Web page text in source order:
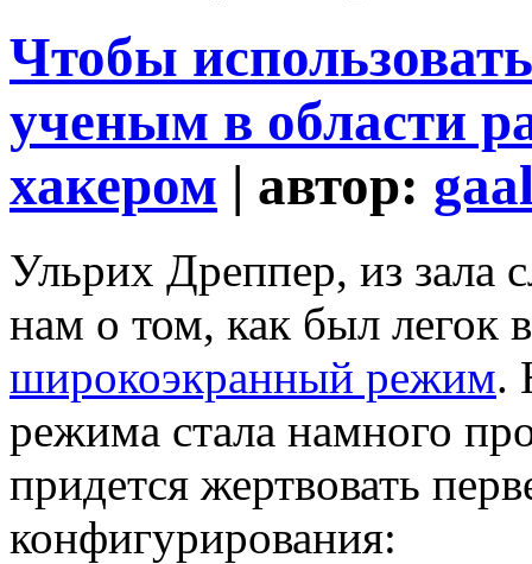
Чтобы
ученым в области
хакером | автор:
Ульрих Дреппер, из зала
нам о том, как был легок
широкоэкранный режим.
режима стала намного
придется жертвовать
конфигурирования: